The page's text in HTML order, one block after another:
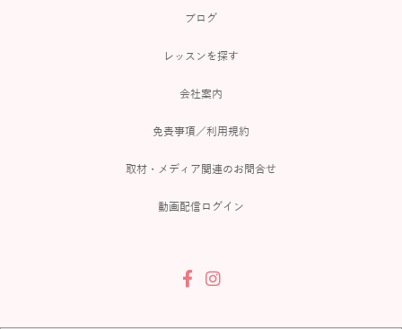
ブログ
レッスンを探す
会社案内
免責事項／利用規約
取材・メディア関連のお問合せ
動画配信ログイン